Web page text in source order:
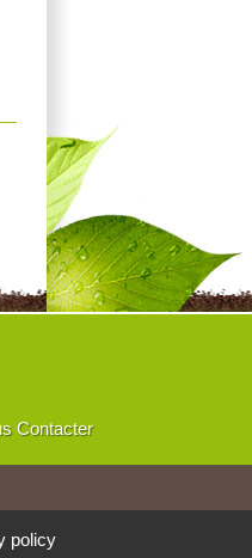
Contacter
policy